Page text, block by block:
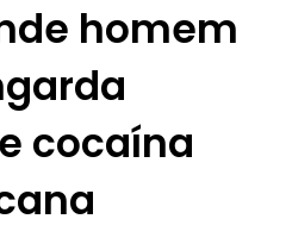
homem
cocaína